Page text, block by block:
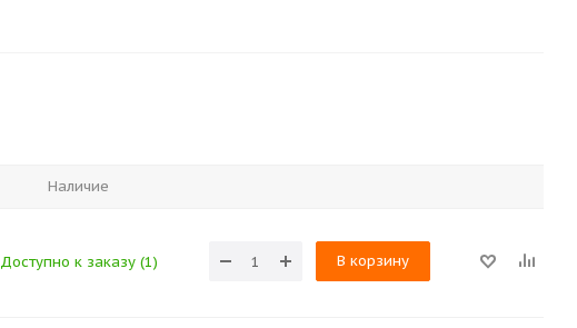
Наличие
Доступно к заказу (1) В корзину